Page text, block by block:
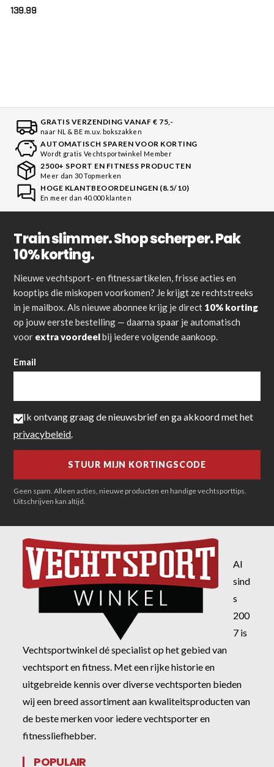
139.99
GRATIS VERZENDING VANAF € 75,-
naar NL & BE m.u.v. bokszakken
AUTOMATISCH SPAREN VOOR KORTING
Wordt gratis Vechtsportwinkel Member
2500+ SPORT EN FITNESS PRODUCTEN
Meer dan 30 Topmerken
HOGE KLANTBEOORDELINGEN (8.5/10)
En meer dan 40.000 klanten
Train slimmer. Shop scherper. Pak
10% korting.
Nieuwe vechtsport- en fitnessartikelen, frisse acties en
kooptips die miskopen voorkomen? Je krijgt ze rechtstreeks
in je mailbox. Als nieuwe abonnee krijg je direct 10% korting
op jouw eerste bestelling — daarna spaar je automatisch
voor extra voordeelbij iedere volgende aankoop.
Email
Ik ontvang graag de nieuwsbrief en ga akkoord met het
privacybeleid.
Geen spam. Alleen acties, nieuwe producten en handige vechtsporttips.
Uitschrijven kan altijd.
Al
sind
s
200
7 is
Vechtsportwinkel dé specialist op het gebied van
vechtsport en fitness. Met een rijke historie en
uitgebreide kennis over diverse vechtsporten bieden
wij een breed assortiment aan kwaliteitsproducten van
de beste merken voor iedere vechtsporter en
fitnessliefhebber.
POPULAIR